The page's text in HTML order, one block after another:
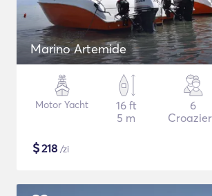
Marino Artemide
Motor Yacht
16 ft
5 m
6
$218 /zi